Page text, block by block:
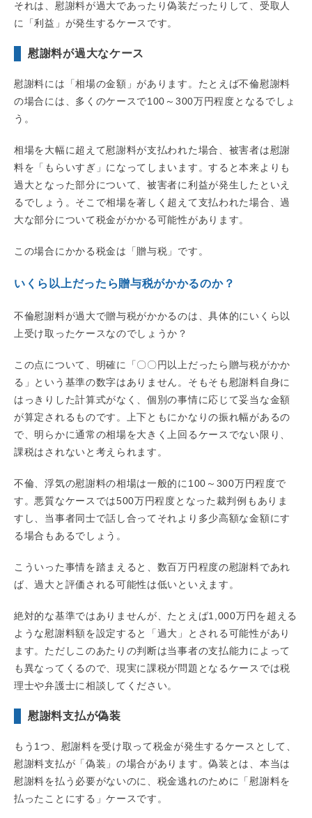
それは、慰謝料が過大であったり偽装だったりして、受取人
に「利益」が発生するケースです。
慰謝料が過大なケース
慰謝料には「相場の金額」があります。たとえば不倫慰謝料
の場合には、多くのケースで100～300万円程度となるでしょ
う。
相場を大幅に超えて慰謝料が支払われた場合、被害者は慰謝
料を「もらいすぎ」になってしまいます。すると本来よりも
過大となった部分について、被害者に利益が発生したといえ
るでしょう。そこで相場を著しく超えて支払われた場合、過
大な部分について税金がかかる可能性があります。
この場合にかかる税金は「贈与税」です。
いくら以上だったら贈与税がかかるのか？
不倫慰謝料が過大で贈与税がかかるのは、具体的にいくら以
上受け取ったケースなのでしょうか？
この点について、明確に「〇〇円以上だったら贈与税がかか
る」という基準の数字はありません。そもそも慰謝料自身に
はっきりした計算式がなく、個別の事情に応じて妥当な金額
が算定されるものです。上下ともにかなりの振れ幅があるの
で、明らかに通常の相場を大きく上回るケースでない限り、
課税はされないと考えられます。
不倫、浮気の慰謝料の相場は一般的に100～300万円程度で
す。悪質なケースでは500万円程度となった裁判例もありま
すし、当事者同士で話し合ってそれより多少高額な金額にす
る場合もあるでしょう。
こういった事情を踏まえると、数百万円程度の慰謝料であれ
ば、過大と評価される可能性は低いといえます。
絶対的な基準ではありませんが、たとえば1,000万円を超える
ような慰謝料額を設定すると「過大」とされる可能性があり
ます。ただしこのあたりの判断は当事者の支払能力によって
も異なってくるので、現実に課税が問題となるケースでは税
理士や弁護士に相談してください。
慰謝料支払が偽装
もう1つ、慰謝料を受け取って税金が発生するケースとして、
慰謝料支払が「偽装」の場合があります。偽装とは、本当は
慰謝料を払う必要がないのに、税金逃れのために「慰謝料を
払ったことにする」ケースです。